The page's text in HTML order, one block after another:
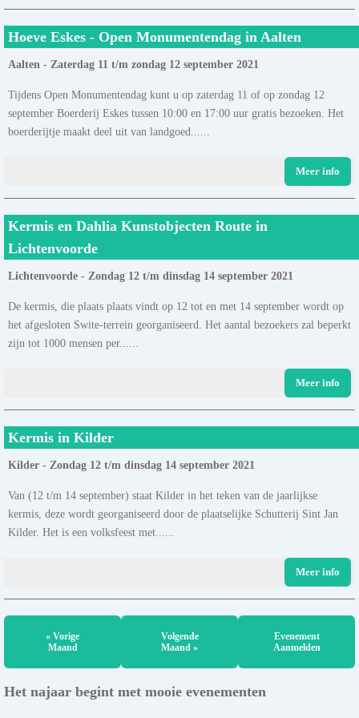
Hoeve Eskes - Open Monumentendag in Aalten
Aalten - Zaterdag 11 t/m zondag 12 september 2021
Tijdens Open Monumentendag kunt u op zaterdag 11 of op zondag 12
september Boerderij Eskes tussen 10:00 en 17:00 uur gratis bezoeken. Het
boerderijtje maakt deel uit van landgoed......
Meer info
Kermis en Dahlia Kunstobjecten Route in
Lichtenvoorde
Lichtenvoorde - Zondag 12 t/m dinsdag 14 september 2021
De kermis, die plaats plaats vindt op 12 tot en met 14 september wordt op
het afgesloten Swite-terrein georganiseerd. Het aantal bezoekers zal beperkt
zijn tot 1000 mensen per......
Meer info
Kermis in Kilder
Kilder - Zondag 12 t/m dinsdag 14 september 2021
Van (12 t/m 14 september) staat Kilder in het teken van de jaarlijkse
kermis, deze wordt georganiseerd door de plaatselijke Schutterij Sint Jan
Kilder. Het is een volksfeest met......
Meer info
« Vorige
Maand
Volgende
Maand »
Evenement
Aanmelden
Het najaar begint met mooie evenementen